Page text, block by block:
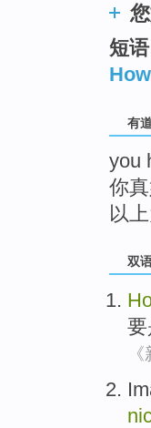
短语
有
you
你
以
双
要